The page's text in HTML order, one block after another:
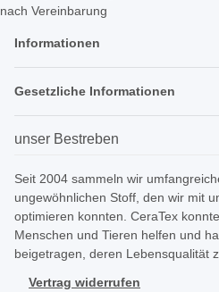
nach Vereinbarung
Informationen
Gesetzliche Informationen
unser Bestreben
Seit 2004 sammeln wir
ungewöhnlichen Stoff, den wir mit
optimieren konnten. CeraTex
Menschen und Tieren helfen und
beigetragen, deren Lebensqualität
Vertrag widerrufen